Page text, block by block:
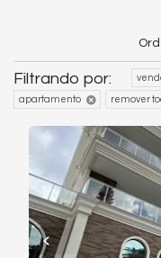
Filtrando por:
apartamento remover